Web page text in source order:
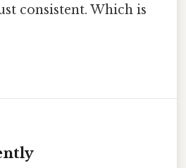
consistent. Which is